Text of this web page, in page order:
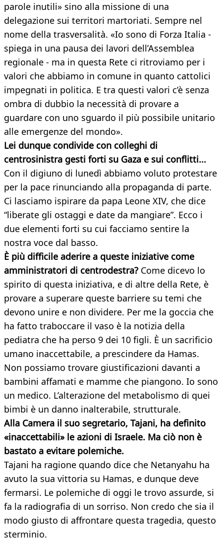
parole inutili» sino alla missione di una
delegazione sui territori martoriati. Sempre nel
nome della trasversalità. «Io sono di Forza Italia -
spiega in una pausa dei lavori dell’Assemblea
regionale - ma in questa Rete ci ritroviamo per i
valori che abbiamo in comune in quanto cattolici
impegnati in politica. E tra questi valori c’è senza
ombra di dubbio la necessità di provare a
guardare con uno sguardo il più possibile unitario
alle emergenze del mondo».
Lei dunque condivide con colleghi di
centrosinistra gesti forti su Gaza e sui conflitti...
Con il digiuno di lunedì abbiamo voluto protestare
per la pace rinunciando alla propaganda di parte.
Ci lasciamo ispirare da papa Leone XIV, che dice
“liberate gli ostaggi e date da mangiare”. Ecco i
due elementi forti su cui facciamo sentire la
nostra voce dal basso.
È più difficile aderire a queste iniziative come
amministratori di centrodestra? Come dicevo lo
spirito di questa iniziativa, e di altre della Rete, è
provare a superare queste barriere su temi che
devono unire e non dividere. Per me la goccia che
ha fatto traboccare il vaso è la notizia della
pediatra che ha perso 9 dei 10 figli. È un sacrificio
umano inaccettabile, a prescindere da Hamas.
Non possiamo trovare giustificazioni davanti a
bambini affamati e mamme che piangono. Io sono
un medico. L’alterazione del metabolismo di quei
bimbi è un danno inalterabile, strutturale.
Alla Camera il suo segretario, Tajani, ha definito
«inaccettabili» le azioni di Israele. Ma ciò non è
bastato a evitare polemiche.
Tajani ha ragione quando dice che Netanyahu ha
avuto la sua vittoria su Hamas, e dunque deve
fermarsi. Le polemiche di oggi le trovo assurde, si
fa la radiografia di un sorriso. Non credo che sia il
modo giusto di affrontare questa tragedia, questo
sterminio.